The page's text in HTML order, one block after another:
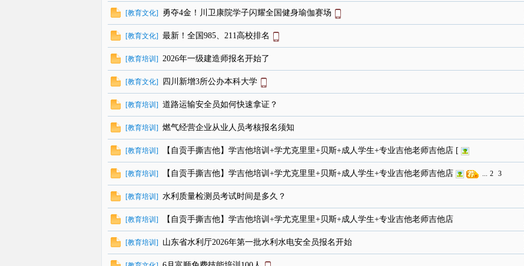
[教育文化] 勇夺4金！川卫康院学子闪耀全国健身瑜伽赛场
[教育文化] 最新！全国985、211高校排名
[教育培训 ] 2026年一级建造师报名开始了
[教育文化] 四川新增3所公办本科大学
[教育培训 ] 道路运输安全员如何快速拿证？
[教育培训 ] 燃气经营企业从业人员考核报名须知
[教育培训 ] 【自贡手撕吉他】学吉他培训+学尤克里里+贝斯+成人学生+专业吉他老师吉他店 [
[教育培训 ] 【自贡手撕吉他】学吉他培训+学尤克里里+贝斯+成人学生+专业吉他老师吉他店 ... 2 3
[教育培训 ] 水利质量检测员考试时间是多久？
[教育培训 ] 【自贡手撕吉他】学吉他培训+学尤克里里+贝斯+成人学生+专业吉他老师吉他店
[教育培训 ] 山东省水利厅2026年第一批水利水电安全员报名开始